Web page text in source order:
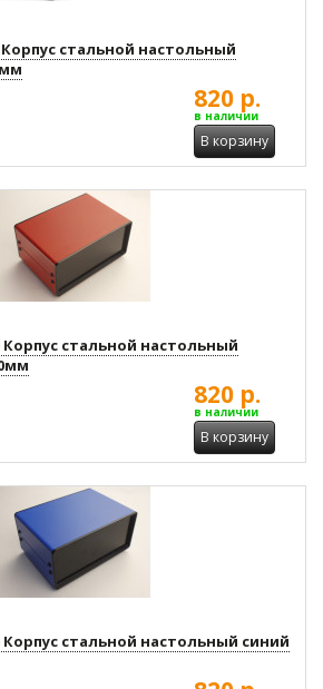
Корпус стальной настольный
820 р.
в наличии
В корзину
Корпус стальной настольный
820 р.
в наличии
В корзину
Корпус стальной настольный синий